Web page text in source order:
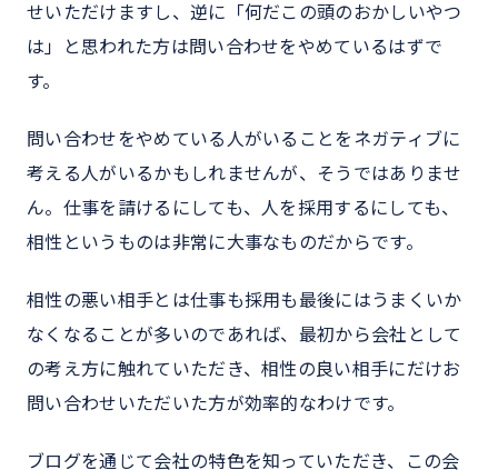
せいただけますし、逆に「何だこの頭のおかしいやつ
は」と思われた方は問い合わせをやめているはずで
す。
問い合わせをやめている人がいることをネガティブに
考える人がいるかもしれませんが、そうではありませ
ん。仕事を請けるにしても、人を採用するにしても、
相性というものは非常に大事なものだからです。
相性の悪い相手とは仕事も採用も最後にはうまくいか
なくなることが多いのであれば、最初から会社として
の考え方に触れていただき、相性の良い相手にだけお
問い合わせいただいた方が効率的なわけです。
ブログを通じて会社の特色を知っていただき、この会